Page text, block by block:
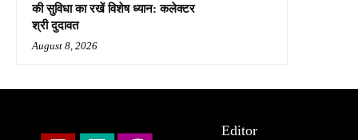
की सुविधा का रखें विशेष ध्यान: कलेक्टर
श्री दुदावत
August 8, 2026
Editor